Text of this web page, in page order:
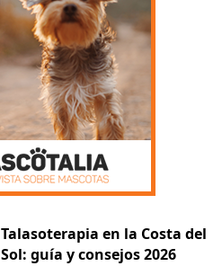
Talasoterapia en la Costa del
Sol: guía y consejos 2026